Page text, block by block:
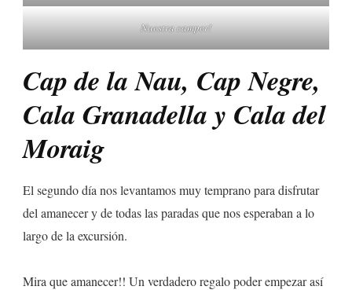
Nuestra camper!
Cap de la Nau, Cap Negre,
Cala Granadella y Cala del
Moraig
El segundo día nos levantamos muy temprano para disfrutar
del amanecer y de todas las paradas que nos esperaban a lo
largo de la excursión.
Mira que amanecer!! Un verdadero regalo poder empezar así